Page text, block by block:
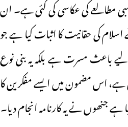
مطالعے کی عکاسی کی گئی ہے۔ ان
کی حقانیت کا اثبات کیا ہے جو
باعث مسرت ہے بلکہ یہ بنی نوع
اس مضمون میں ایسے مفکرین کا
نے یہ کارنامہ انجام دیا۔